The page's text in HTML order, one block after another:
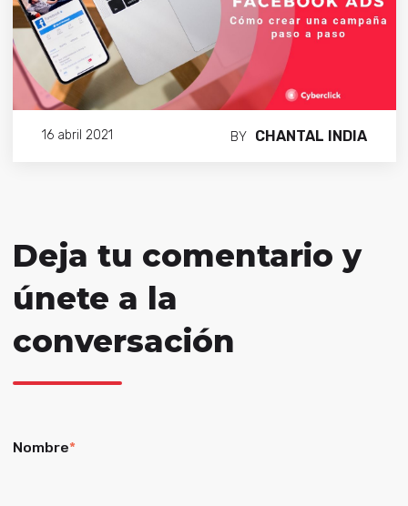
16 abril 2021 BY CHANTAL INDIA
Deja tu comentario y
únete a la
conversación
Nombre*